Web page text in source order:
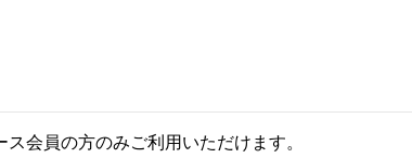
会員の方のみご利用いただけます。